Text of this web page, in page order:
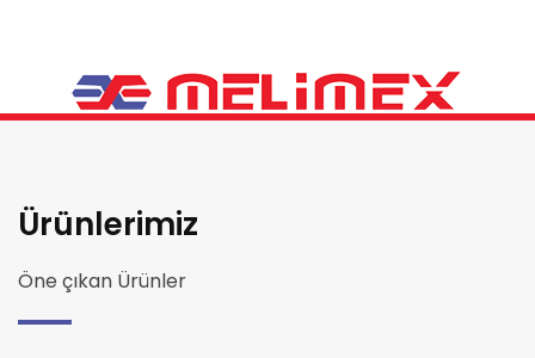
Ürünlerimiz
Öne çıkan Ürünler